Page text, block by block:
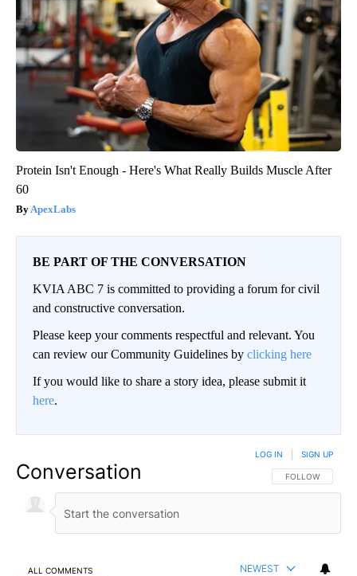
Protein Isn't Enough - Here's What Really Builds Muscle After
60
ApexLabs
BE PART OF THE CONVERSATION
KVIA ABC 7 is committed to providing a forum for civil
and constructive conversation.
Please keep your comments respectful and relevant. You
can review our Community Guidelines by clicking here
If you would like to share a story idea, please submit it
here.
Conversation FOLLOW THIS
FOLLOW
LOG IN SIGN UP
ALL COMMENTS NEWEST